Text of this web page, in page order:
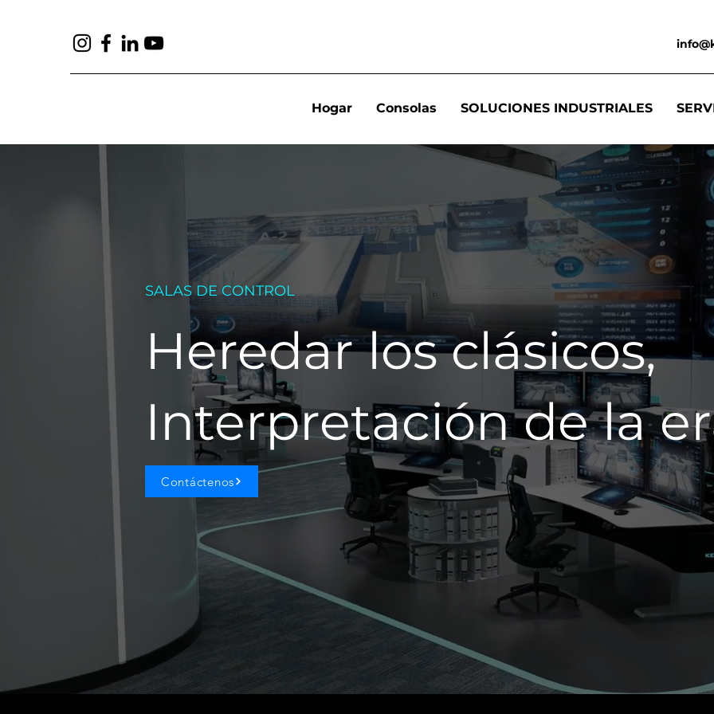
Hogar Consolas SOLUCIONES INDUSTRIALES
SALAS DE CONTROL
Heredar los clásicos,
Interpretación de la
Contáctenos